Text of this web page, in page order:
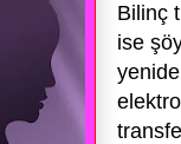
Bilinç
ise